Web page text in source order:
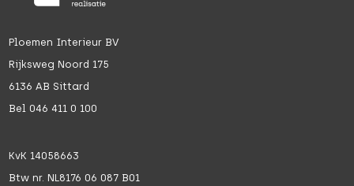
Ploemen Interieur BV
Rijksweg Noord 175
6136 AB Sittard
Bel 046 411 0 100
KvK 14058663
Btw nr. NL8176 06 087 B01